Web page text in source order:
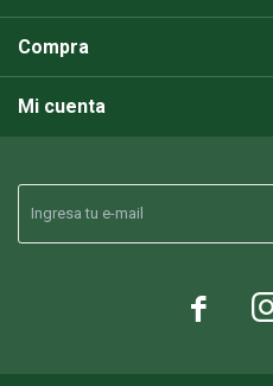

Compra
Mi cuenta